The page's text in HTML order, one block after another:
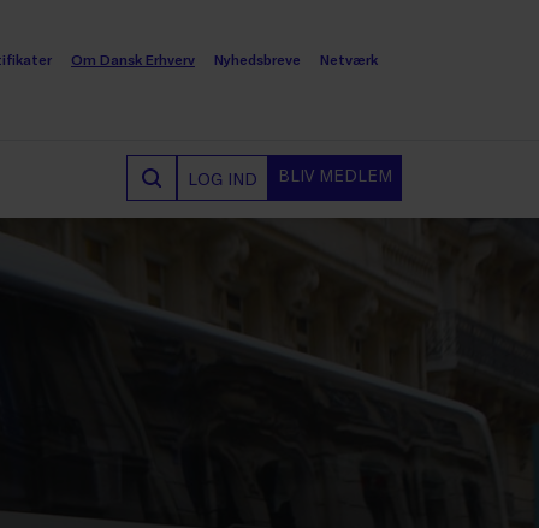
Om Dansk Erhverv Nyhedsbreve Netværk
LOG IND BLIV MEDLEM